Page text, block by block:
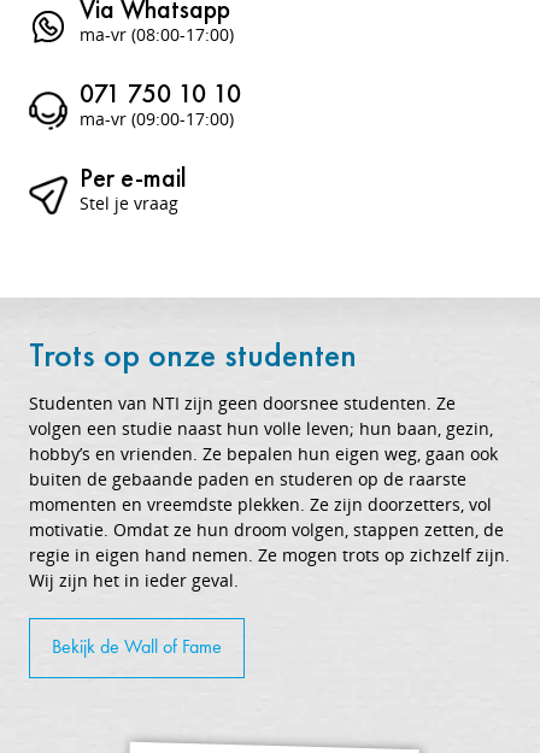
Via Whatsapp
ma-vr (08:00-17:00)
071 750 10 10
ma-vr (09:00-17:00)
Per e-mail
Stel je vraag
Trots op onze studenten
Studenten van NTI zijn geen doorsnee studenten. Ze
volgen een studie naast hun volle leven; hun baan, gezin,
hobby’s en vrienden. Ze bepalen hun eigen weg, gaan ook
buiten de gebaande paden en studeren op de raarste
momenten en vreemdste plekken. Ze zijn doorzetters, vol
motivatie. Omdat ze hun droom volgen, stappen zetten, de
regie in eigen hand nemen. Ze mogen trots op zichzelf zijn.
Wij zijn het in ieder geval.
Bekijk de Wall of Fame